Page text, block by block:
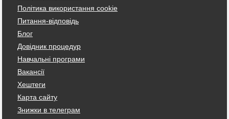
Політика використання cookie
Питання-відповідь
Блог
Довідник процедур
Навчальні програми
Вакансії
Хештеги
Карта сайту
Знижки в телеграм